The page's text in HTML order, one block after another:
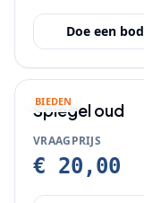
Doe een bod
BIEDEN
Spiegel oud
VRAAGPRIJS
€ 20,00